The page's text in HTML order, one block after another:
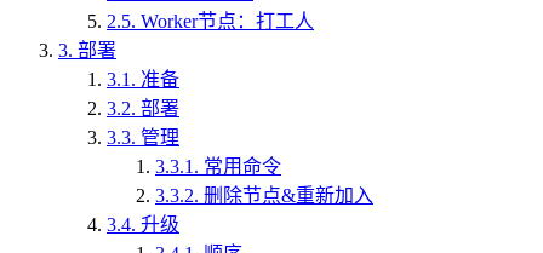
2.5. Worker节点：打工人
3. 部署
3.1. 准备
3.2. 部署
3.3. 管理
3.3.1. 常用命令
3.3.2. 删除节点&重新加入
3.4. 升级